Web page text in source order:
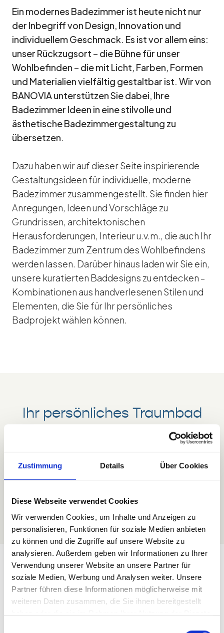
Zustimmung Details Über Cookies
Diese Webseite verwendet Cookies
Wir verwenden Cookies, um Inhalte und Anzeigen zu
personalisieren, Funktionen für soziale Medien anbieten
zu können und die Zugriffe auf unsere Website zu
analysieren. Außerdem geben wir Informationen zu Ihrer
Verwendung unserer Website an unsere Partner für
soziale Medien, Werbung und Analysen weiter. Unsere
Partner führen diese Informationen möglicherweise mit
weiteren Daten zusammen, die Sie ihnen bereitgestellt
haben oder die sie im Rahmen Ihrer Nutzung der Dienste
Ein modernes Badezimmer ist heute nicht nur
der Inbegriff von Design, Innovation und
individuellem Geschmack. Es ist vor allem eins:
unser Rückzugsort – die Bühne für unser
Wohlbefinden – die mit Licht, Farben, Formen
und Materialien vielfältig gestaltbar ist. Wir von
BANOVIA unterstützen Sie dabei, Ihre
Badezimmer Ideen in eine stilvolle und
ästhetische Badezimmergestaltung zu
übersetzen.
Dazu haben wir auf dieser Seite inspirierende
Gestaltungsideen für individuelle, moderne
Badezimmer zusammengestellt. Sie finden hier
Anregungen, Ideen und Vorschläge zu
Grundrissen, architektonischen
Herausforderungen, Interieur u.v.m., die auch Ihr
Badezimmer zum Zentrum des Wohlbefindens
werden lassen. Darüber hinaus laden wir Sie ein,
unsere kuratierten Baddesigns zu entdecken –
Kombinationen aus handverlesenen Stilen und
Elementen, die Sie fürIhr persönliches
Badprojektwählen können.
Ihr persönliches Traumbad
Planen Sie gemeinsam mit dem Banovia-Experten Ihr
Traumbad genau nach Ihren Vorstellungen!
Angebot anfordern
Den Preis für Ihr
Traumbad bestimmen